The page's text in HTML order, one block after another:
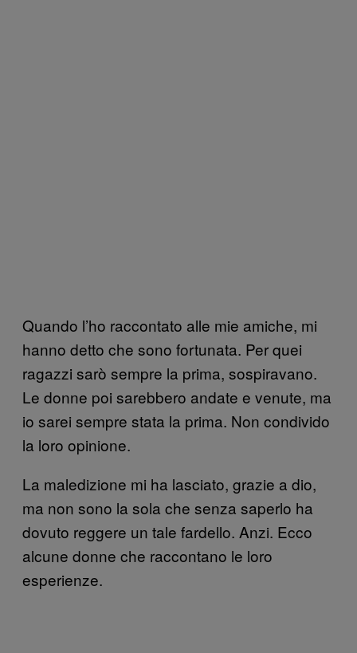
Quando l’ho raccontato alle mie amiche, mi
hanno detto che sono fortunata. Per quei
ragazzi sarò sempre la prima, sospiravano.
Le donne poi sarebbero andate e venute, ma
io sarei sempre stata la prima. Non condivido
la loro opinione.
La maledizione mi ha lasciato, grazie a dio,
ma non sono la sola che senza saperlo ha
dovuto reggere un tale fardello. Anzi. Ecco
alcune donne che raccontano le loro
esperienze.